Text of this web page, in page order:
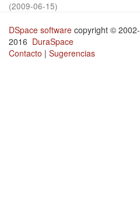
(2009-06-15)
DSpace software copyright © 2002-
2016 DuraSpace
Contacto | Sugerencias